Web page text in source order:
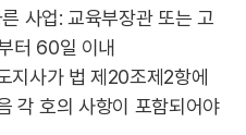
사업: 교육부장관 또는 고
터 60일 이내
지사가 법 제20조제2항에
각 호의 사항이 포함되어야